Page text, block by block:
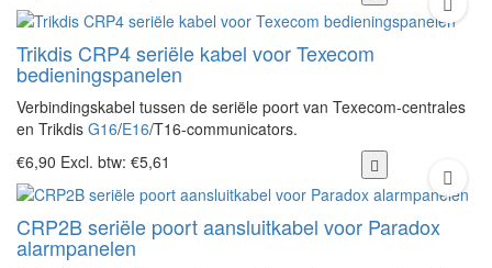
Trikdis CRP4 seriële kabel voor Texecom
bedieningspanelen
Verbindingskabel tussen de seriële poort van Texecom-centrales
en Trikdis G16/E16/T16-communicators.
€6,90 Excl. btw: €5,61
CRP2B seriële poort aansluitkabel voor Paradox
alarmpanelen